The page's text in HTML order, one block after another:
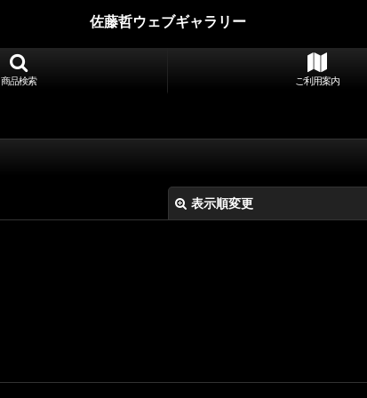
佐藤哲ウェブギャラリー
商品検索 ご利用案内
表示順変更